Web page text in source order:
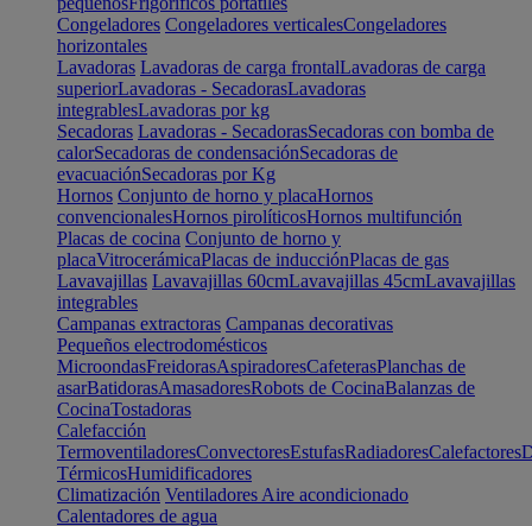
Congeladores Congeladores verticalesCongeladores
horizontales
Lavadoras Lavadoras de carga frontalLavadoras de carga
superiorLavadoras - SecadorasLavadoras
integrablesLavadoras por kg
Secadoras Lavadoras - SecadorasSecadoras con bomba de
calorSecadoras de condensaciónSecadoras de
evacuaciónSecadoras por Kg
Hornos Conjunto de horno y placaHornos
convencionalesHornos pirolíticosHornos multifunción
Placas de cocina Conjunto de horno y
placaVitrocerámicaPlacas de inducciónPlacas de gas
Lavavajillas Lavavajillas 60cmLavavajillas 45cmLavavajillas
integrables
Campanas extractoras Campanas decorativas
Pequeños electrodomésticos
MicroondasFreidorasAspiradoresCafeterasPlanchas de
asarBatidorasAmasadoresRobots de CocinaBalanzas de
CocinaTostadoras
Calefacción
TermoventiladoresConvectoresEstufasRadiadoresCalefactores
TérmicosHumidificadores
Climatización Ventiladores Aire acondicionado
Calentadores de agua